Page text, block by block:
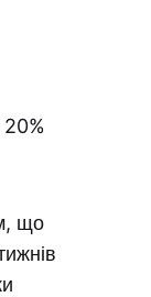
20%
що